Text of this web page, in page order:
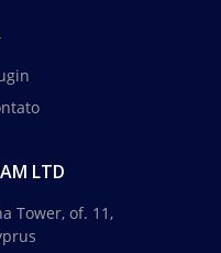
LTD
Tower, of. 11,